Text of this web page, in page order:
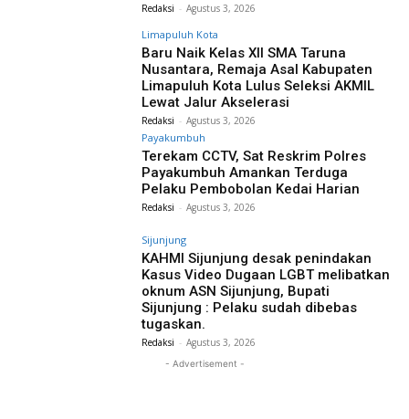
Redaksi - Agustus 3, 2026
Limapuluh Kota
Baru Naik Kelas XII SMA Taruna
Nusantara, Remaja Asal Kabupaten
Limapuluh Kota Lulus Seleksi AKMIL
Lewat Jalur Akselerasi
Redaksi - Agustus 3, 2026
Payakumbuh
Terekam CCTV, Sat Reskrim Polres
Payakumbuh Amankan Terduga
Pelaku Pembobolan Kedai Harian
Redaksi - Agustus 3, 2026
Sijunjung
KAHMI Sijunjung desak penindakan
Kasus Video Dugaan LGBT melibatkan
oknum ASN Sijunjung, Bupati
Sijunjung : Pelaku sudah dibebas
tugaskan.
Redaksi - Agustus 3, 2026
- Advertisement -